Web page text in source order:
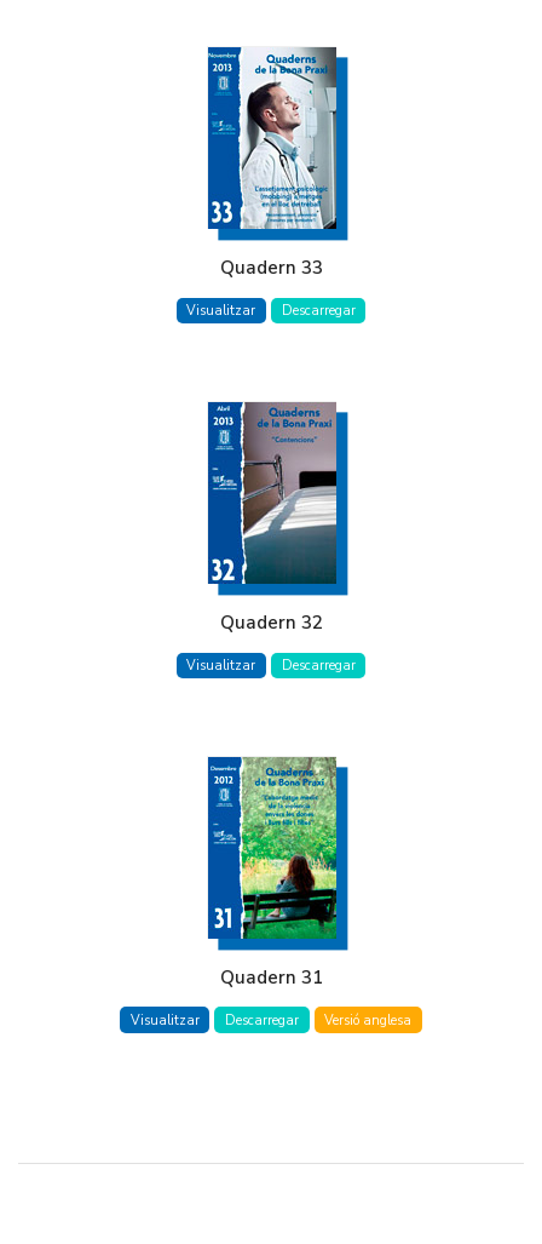
Quadern 33
Visualitzar Descarregar
Quadern 32
Visualitzar Descarregar
Quadern 31
Visualitzar Descarregar Versió anglesa